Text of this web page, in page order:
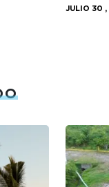
JULIO 30